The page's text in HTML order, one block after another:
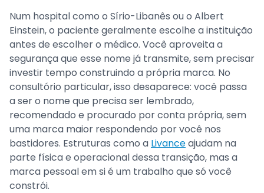
Num hospital como o Sírio-Libanês ou o Albert
Einstein, o paciente geralmente escolhe a instituição
antes de escolher o médico. Você aproveita a
segurança que esse nome já transmite, sem precisar
investir tempo construindo a própria marca. No
consultório particular, isso desaparece: você passa
a ser o nome que precisa ser lembrado,
recomendado e procurado por conta própria, sem
uma marca maior respondendo por você nos
bastidores. Estruturas como a Livanceajudam na
parte física e operacional dessa transição, mas a
marca pessoal em si é um trabalho que só você
constrói.